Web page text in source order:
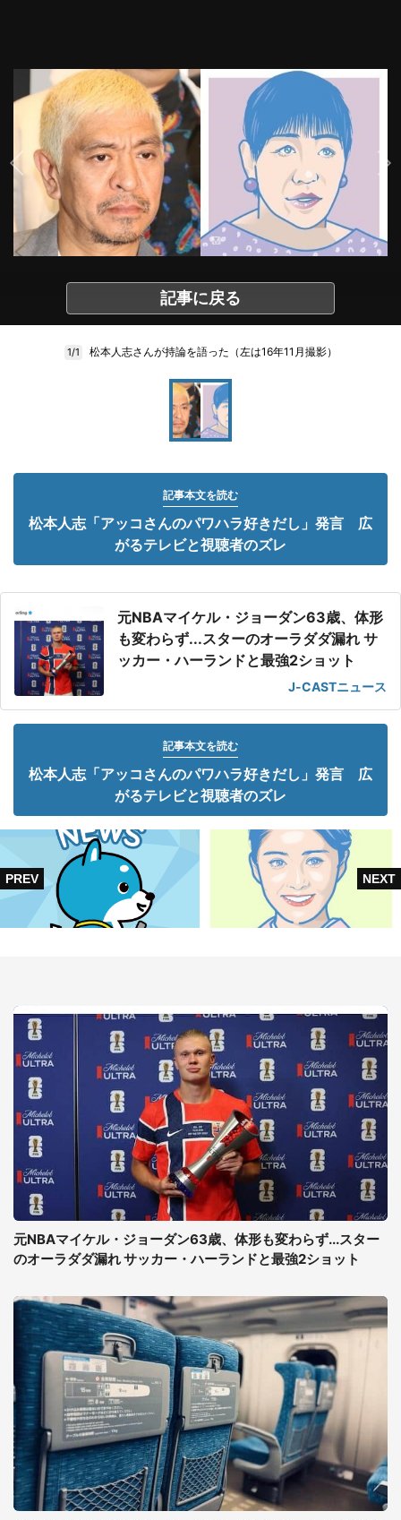
記事に戻る
1/1 松本人志さんが持論を語った（左は16年11月撮影）
記事本文を読む
松本人志「アッコさんのパワハラ好きだし」発言 広
がるテレビと視聴者のズレ
元NBAマイケル・ジョーダン63歳、体形
も変わらず...スターのオーラダダ漏れ サ
ッカー・ハーランドと最強2ショット
J-CASTニュース
記事本文を読む
松本人志「アッコさんのパワハラ好きだし」発言 広
がるテレビと視聴者のズレ
元NBAマイケル・ジョーダン63歳、体形も変わらず...スター
のオーラダダ漏れ サッカー・ハーランドと最強2ショット